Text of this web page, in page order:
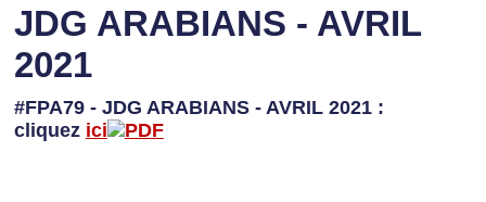
JDG ARABIANS - AVRIL
2021
#FPA79 - JDG ARABIANS - AVRIL 2021 :
cliquez ici